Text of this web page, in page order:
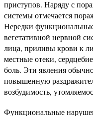
приступов. Наряду с
системы отмечается
Нередки
вегетативной нервной
лица, приливы крови к
местные отеки,
боль. Эти явления
повышенную
возбудимость,
Функциональные